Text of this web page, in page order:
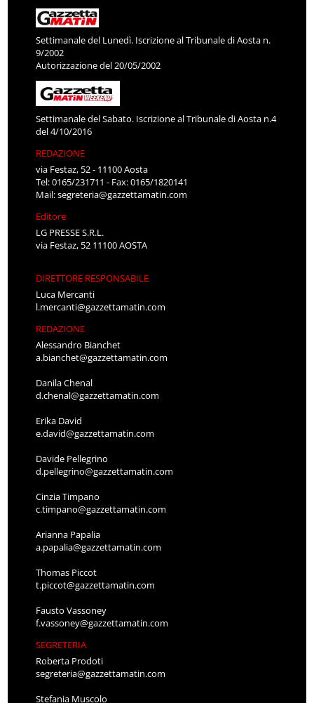
Settimanale del Lunedì. Iscrizione al Tribunale di Aosta n.
9/2002
Autorizzazione del 20/05/2002
Settimanale del Sabato. Iscrizione al Tribunale di Aosta n.4
del 4/10/2016
REDAZIONE
via Festaz, 52 - 11100 Aosta
Tel: 0165/231711 - Fax: 0165/1820141
Mail:segreteria@gazzettamatin.com
Editore
LG PRESSE S.R.L.
via Festaz, 52 11100 AOSTA
DIRETTORE RESPONSABILE
Luca Mercanti
l.mercanti@gazzettamatin.com
REDAZIONE
Alessandro Bianchet
a.bianchet@gazzettamatin.com
Danila Chenal
d.chenal@gazzettamatin.com
Erika David
e.david@gazzettamatin.com
Davide Pellegrino
d.pellegrino@gazzettamatin.com
Cinzia Timpano
c.timpano@gazzettamatin.com
Arianna Papalia
a.papalia@gazzettamatin.com
Thomas Piccot
t.piccot@gazzettamatin.com
Fausto Vassoney
f.vassoney@gazzettamatin.com
SEGRETERIA
Roberta Prodoti
segreteria@gazzettamatin.com
Stefania Muscolo